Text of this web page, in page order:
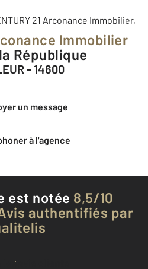
Immobilier
la République
- 14600
un message
à l'agence
est notée 8,5/10
authentifiés par
les avis clients